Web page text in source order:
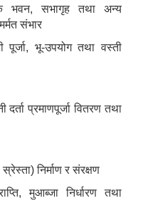
भवन, सभागृह तथा अन्य
संभार
पूर्जा, भू-उपयोग तथा वस्ती
प्रमाणपूर्जा वितरण तथा
निर्माण र संरक्षण
मुआब्जा निर्धारण तथा